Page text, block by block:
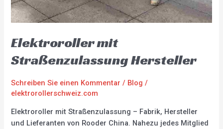
Elektroroller mit
Straßenzulassung Hersteller
Schreiben Sie einen Kommentar / Blog /
elektrorollerschweiz.com
Elektroroller mit Straßenzulassung – Fabrik, Hersteller
und Lieferanten von Rooder China. Nahezu jedes Mitglied